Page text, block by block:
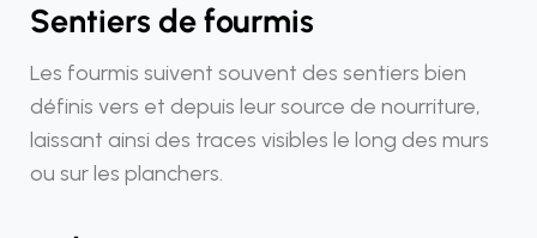
Sentiers de fourmis
Les fourmis suivent souvent des sentiers bien
définis vers et depuis leur source de nourriture,
laissant ainsi des traces visibles le long des murs
ou sur les planchers.